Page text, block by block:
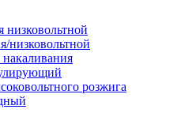
низковольтной
низковольтной
розжига